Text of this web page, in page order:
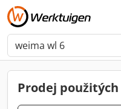
Prodej použitých